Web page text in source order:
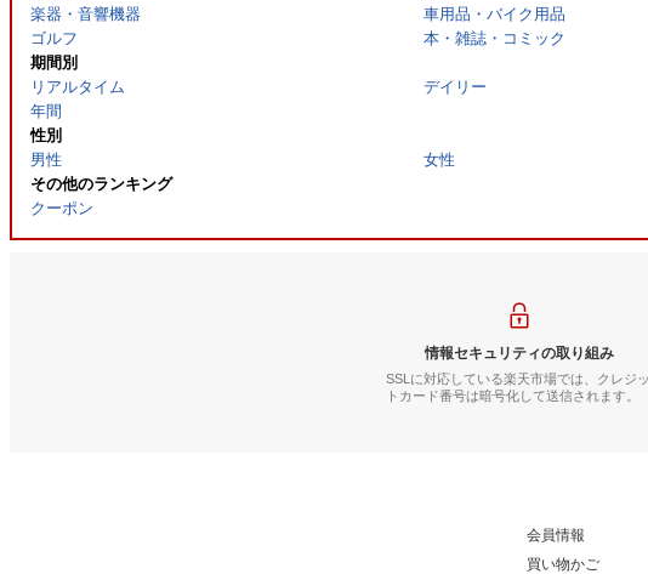
楽器・音響機器
車用品・バイク用品
ゴルフ
本・雑誌・コミック
期間別
リアルタイム
デイリー
年間
性別
男性
女性
その他のランキング
クーポン
情報セキュリティの取り組み
SSLに対応している楽天市場では、クレジッ
トカード番号は暗号化して送信されます。
会員情報
買い物かご